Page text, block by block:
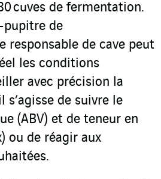
cuves de fermentation.
pupitre de
responsable de cave peut
les conditions
avec précision la
s’agisse de suivre le
(ABV) et de teneur en
ou de réagir aux